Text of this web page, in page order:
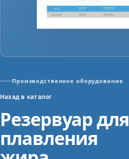
Производственное оборудование
Назад в каталог
Резервуар для
плавления